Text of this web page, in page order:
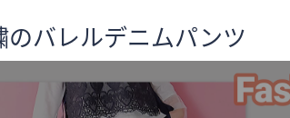
バレルデニムパンツ